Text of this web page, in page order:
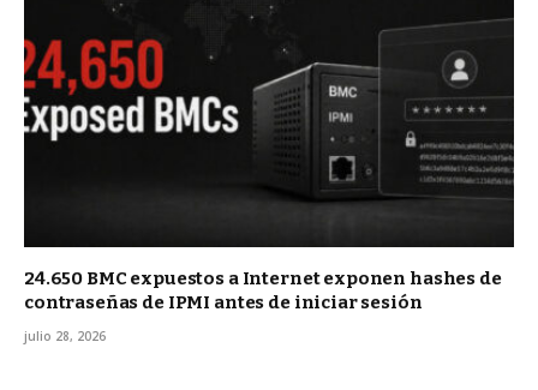
24.650 BMC expuestos a Internet exponen hashes de
contraseñas de IPMI antes de iniciar sesión
julio 28, 2026